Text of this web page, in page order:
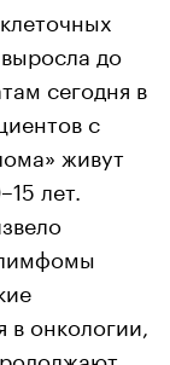
до
сегодня в
с
живут
лет.
онкологии,